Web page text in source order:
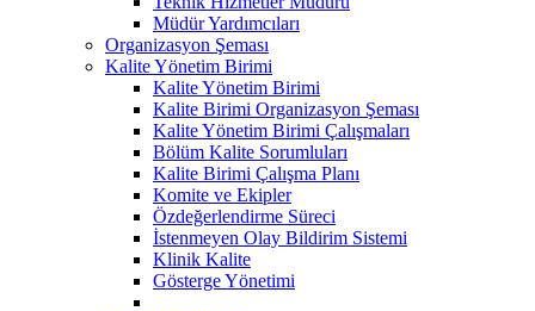
Müdür Yardımcıları
Organizasyon Şeması
Kalite Yönetim Birimi
Kalite Yönetim Birimi
Kalite Birimi Organizasyon Şeması
Kalite Yönetim Birimi Çalışmaları
Bölüm Kalite Sorumluları
Kalite Birimi Çalışma Planı
Komite ve Ekipler
Özdeğerlendirme Süreci
İstenmeyen Olay Bildirim Sistemi
Klinik Kalite
Gösterge Yönetimi